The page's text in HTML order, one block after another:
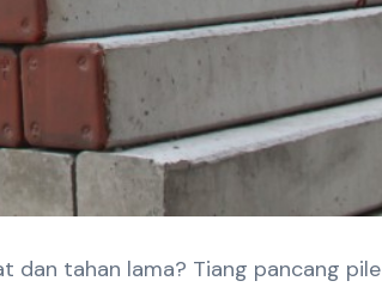
dan tahan lama? Tiang pancang pile